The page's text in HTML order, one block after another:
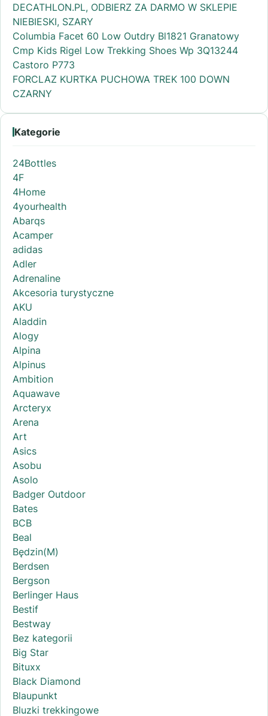
DECATHLON.PL, ODBIERZ ZA DARMO W SKLEPIE
NIEBIESKI, SZARY
Columbia Facet 60 Low Outdry Bl1821 Granatowy
Cmp Kids Rigel Low Trekking Shoes Wp 3Q13244
Castoro P773
FORCLAZ KURTKA PUCHOWA TREK 100 DOWN
CZARNY
Kategorie
24Bottles
4F
4Home
4yourhealth
Abarqs
Acamper
adidas
Adler
Adrenaline
Akcesoria turystyczne
AKU
Aladdin
Alogy
Alpina
Alpinus
Ambition
Aquawave
Arcteryx
Arena
Art
Asics
Asobu
Asolo
Badger Outdoor
Bates
BCB
Beal
Będzin(M)
Berdsen
Bergson
Berlinger Haus
Bestif
Bestway
Bez kategorii
Big Star
Bituxx
Black Diamond
Blaupunkt
Bluzki trekkingowe